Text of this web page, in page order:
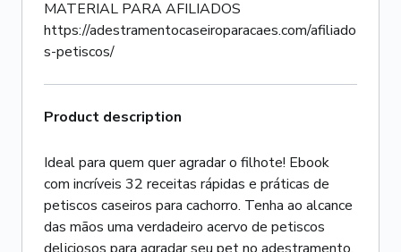
MATERIAL PARA AFILIADOS
https://adestramentocaseiroparacaes.com/afiliado
s-petiscos/
Product description
Ideal para quem quer agradar o filhote! Ebook
com incríveis 32 receitas rápidas e práticas de
petiscos caseiros para cachorro. Tenha ao alcance
das mãos uma verdadeiro acervo de petiscos